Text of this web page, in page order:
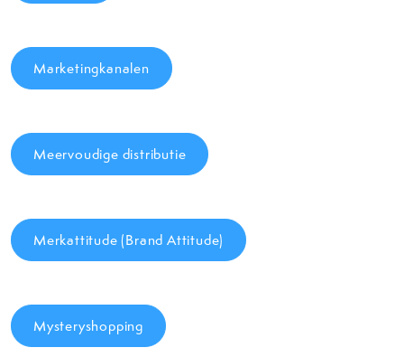
Marketingkanalen
Meervoudige distributie
Merkattitude (Brand Attitude)
Mysteryshopping